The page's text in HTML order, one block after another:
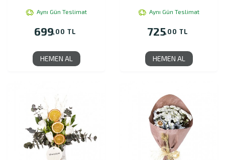
Aynı Gün Teslimat
699,00 TL
HEMEN AL
Aynı Gün Teslimat
725,00 TL
HEMEN AL